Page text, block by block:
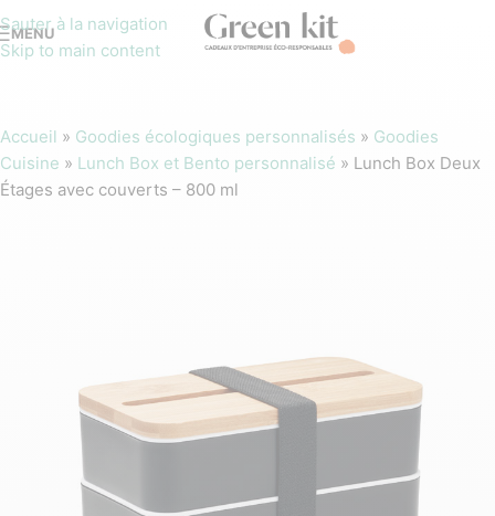
Sauter à la navigation
Skip to main content
MENU
Accueil » Goodies écologiques personnalisés » Goodies
Cuisine » Lunch Box et Bento personnalisé » Lunch Box Deux
Étages avec couverts – 800 ml